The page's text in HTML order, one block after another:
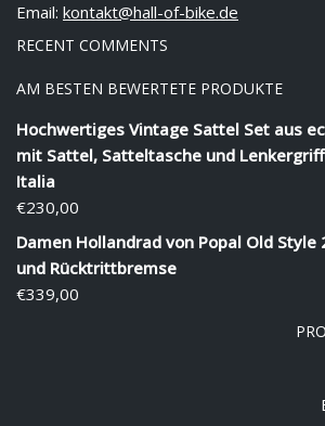
Email: kontakt@hall-of-bike.de
RECENT COMMENTS
AM BESTEN BEWERTETE PRODUKTE
Hochwertiges Vintage Sattel Set aus
mit Sattel, Satteltasche und
Italia
€230,00
Damen Hollandrad von Popal Old Style
und Rücktrittbremse
€339,00